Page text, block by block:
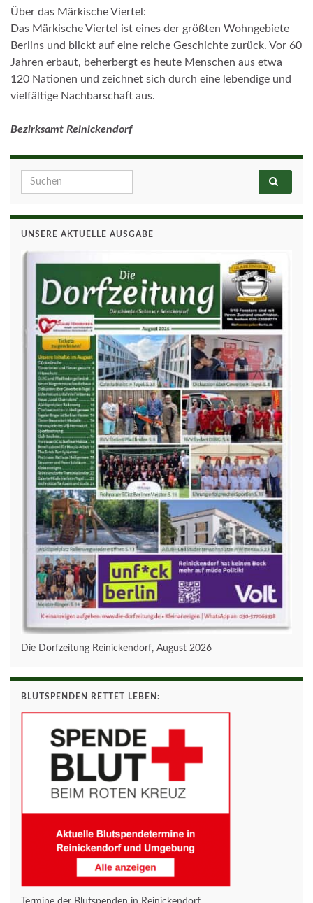
Über das Märkische Viertel:
Das Märkische Viertel ist eines der größten Wohngebiete
Berlins und blickt auf eine reiche Geschichte zurück. Vor 60
Jahren erbaut, beherbergt es heute Menschen aus etwa
120 Nationen und zeichnet sich durch eine lebendige und
vielfältige Nachbarschaft aus.
Bezirksamt Reinickendorf
Search for:
UNSERE AKTUELLE AUSGABE
Die Dorfzeitung Reinickendorf, August 2026
BLUTSPENDEN RETTET LEBEN: